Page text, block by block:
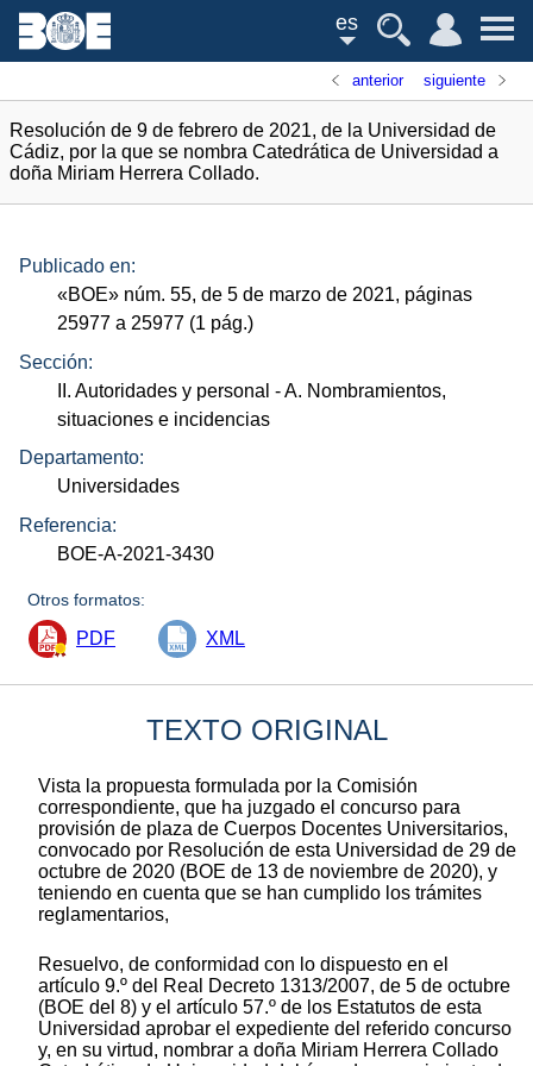
es
anterior siguiente
Resolución de 9 de febrero de 2021, de la Universidad de
Cádiz, por la que se nombra Catedrática de Universidad a
doña Miriam Herrera Collado.
Publicado en:
«BOE» núm. 55, de 5 de marzo de 2021, páginas
25977 a 25977 (1 pág.)
Sección:
II. Autoridades y personal - A. Nombramientos,
situaciones e incidencias
Departamento:
Universidades
Referencia:
BOE-A-2021-3430
Otros formatos:
PDF XML
TEXTO ORIGINAL
Vista la propuesta formulada por la Comisión
correspondiente, que ha juzgado el concurso para
provisión de plaza de Cuerpos Docentes Universitarios,
convocado por Resolución de esta Universidad de 29 de
octubre de 2020 (BOE de 13 de noviembre de 2020), y
teniendo en cuenta que se han cumplido los trámites
reglamentarios,
Resuelvo, de conformidad con lo dispuesto en el
artículo 9.º del Real Decreto 1313/2007, de 5 de octubre
(BOE del 8) y el artículo 57.º de los Estatutos de esta
Universidad aprobar el expediente del referido concurso
y, en su virtud, nombrar a doña Miriam Herrera Collado